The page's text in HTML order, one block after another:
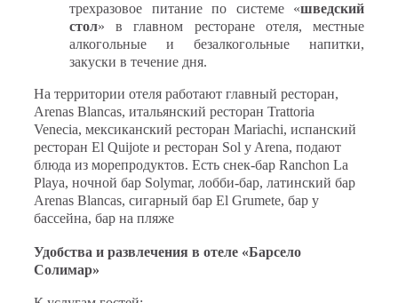
трехразовое питание по системе «шведский
стол» в главном ресторане отеля, местные
алкогольные и безалкогольные напитки,
закуски в течение дня.
На территории отеля работают главный ресторан,
Arenas Blancas, итальянский ресторан Trattoria
Venecia, мексиканский ресторан Mariachi, испанский
ресторан El Quijote и ресторан Sol y Arena, подают
блюда из морепродуктов. Есть снек-бар Ranchon La
Playa, ночной бар Solymar, лобби-бар, латинский бар
Arenas Blancas, сигарный бар El Grumete, бар у
бассейна, бар на пляже
Удобства и развлечения в отеле «Барcело
Солимар»